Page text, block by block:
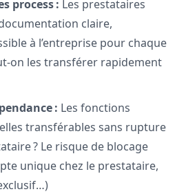
process : Les prestataires
claire,
à l’entreprise pour chaque
on les transférer rapidement
: Les fonctions
transférables sans rupture
? Le risque de blocage
unique chez le prestataire,